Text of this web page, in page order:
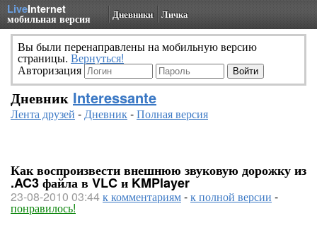
LiveInternet
мобильная версия Дневники Личка
Вы были перенаправлены на мобильную версию
страницы. Вернуться!
Авторизация
Дневник Interessante
Лента друзей -Дневник-Полная версия
Как воспроизвести внешнюю звуковую дорожку из
.AC3 файла в VLC и KMPlayer
23-08-2010 03:44к комментариям-к полной версии -
понравилось!